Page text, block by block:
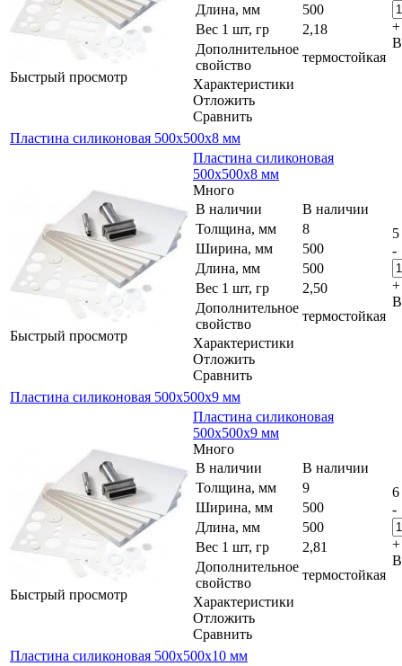
Быстрый просмотр
Длина, мм
500
Вес 1 шт, гр
2,18
Дополнительное
свойство
термостойкая
Характеристики
Отложить
Сравнить
+
В
Пластина силиконовая 500x500x8 мм
Быстрый просмотр
Пластина силиконовая
500x500x8 мм
Много
В наличии
В наличии
Толщина, мм
8
Ширина, мм
500
Длина, мм
500
Вес 1 шт, гр
2,50
Дополнительное
свойство
термостойкая
Характеристики
Отложить
Сравнить
-
+
В
Пластина силиконовая 500x500x9 мм
Быстрый просмотр
Пластина силиконовая
500x500x9 мм
Много
В наличии
В наличии
Толщина, мм
9
Ширина, мм
500
Длина, мм
500
Вес 1 шт, гр
2,81
Дополнительное
свойство
термостойкая
Характеристики
Отложить
Сравнить
6
-
+
В
Пластина силиконовая 500x500x10 мм